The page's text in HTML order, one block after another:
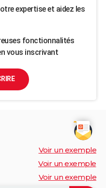
expertise et aidez les
fonctionnalités
vous inscrivant
Voir un exemple
Voir un exemple
Voir un exemple